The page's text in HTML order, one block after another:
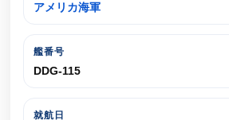
アメリカ海軍
艦番号
DDG-115
就航日